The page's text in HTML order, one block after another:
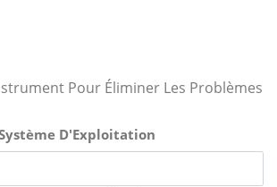
Pour Éliminer Les Problèmes
D'Exploitation